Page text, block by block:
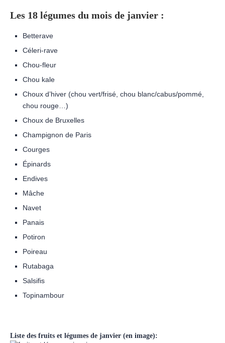
Les 18 légumes du mois de janvier :
Betterave
Céleri-rave
Chou-fleur
Chou kale
Choux d’hiver (chou vert/frisé, chou blanc/cabus/pommé,
chou rouge…)
Choux de Bruxelles
Champignon de Paris
Courges
Épinards
Endives
Mâche
Navet
Panais
Potiron
Poireau
Rutabaga
Salsifis
Topinambour
Liste des fruits et légumes de janvier (en image):